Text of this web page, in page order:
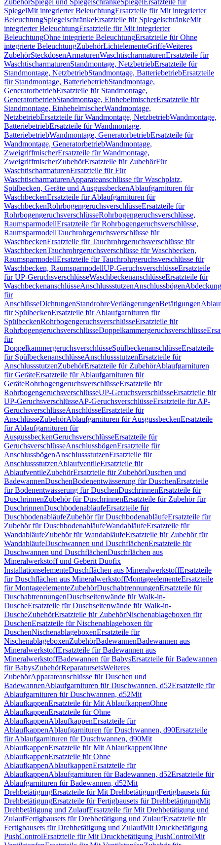
ZubehörSpiegel und SpiegelschränkeSpiegel Ersatzteile für
SpiegelMit integrierter BeleuchtungErsatzteile für Mit integrierter
BeleuchtungSpiegelschränkeErsatzteile für SpiegelschränkeMit
integrierter BeleuchtungErsatzteile für Mit integrierter
BeleuchtungOhne integrierte BeleuchtungErsatzteile für Ohne
integrierte BeleuchtungZubehörLichtelementeGriffeWeiteres
ZubehörSteckdosenArmaturenWaschtischarmaturenErsatzteile für
WaschtischarmaturenStandmontage, NetzbetriebErsatzteile für
Standmontage, NetzbetriebStandmontage, BatteriebetriebErsatzteile
für Standmontage, BatteriebetriebStandmontage,
GeneratorbetriebErsatzteile für Standmontage,
GeneratorbetriebStandmontage, EinhebelmischerErsatzteile für
Standmontage, EinhebelmischerWandmontage,
NetzbetriebErsatzteile für Wandmontage, NetzbetriebWandmontage,
BatteriebetriebErsatzteile für Wandmontage,
BatteriebetriebWandmontage, GeneratorbetriebErsatzteile für
Wandmontage, GeneratorbetriebWandmontage,
ZweigriffmischerErsatzteile für Wandmontage,
ZweigriffmischerZubehörErsatzteile für ZubehörFür
WaschtischarmaturenErsatzteile für Für
WaschtischarmaturenApparateanschlüsse für Waschplatz,
Spülbecken, Geräte und AusgussbeckenAblaufgarnituren für
WaschbeckenErsatzteile für Ablaufgarnituren für
WaschbeckenRohrbogengeruchsverschlüsseErsatzteile für
RohrbogengeruchsverschlüsseRohrbogengeruchsverschlüsse,
RaumsparmodellErsatzteile für Rohrbogengeruchsverschlüsse,
RaumsparmodellTauchrohrgeruchsverschlüsse für
WaschbeckenErsatzteile für Tauchrohrgeruchsverschlüsse für
WaschbeckenTauchrohrgeruchsverschlüsse für Waschbecken,
RaumsparmodellErsatzteile für Tauchrohrgeruchsverschlüsse für
Waschbecken, RaumsparmodellUP-GeruchsverschlüsseErsatzteile
für UP-GeruchsverschlüsseWaschbeckenanschlüsseErsatzteile für
WaschbeckenanschlüsseAnschlussstutzenAnschlussbögen
für
AnschlüsseDichtungenStandrohreVerlängerungenBetätigungen
für SpülbeckenErsatzteile für Ablaufgarnituren für
SpülbeckenRohrbogengeruchsverschlüsseErsatzteile für
RohrbogengeruchsverschlüsseDoppelkammergeruchsverschlüsse
für
DoppelkammergeruchsverschlüsseSpülbeckenanschlüsseErsatzteile
für SpülbeckenanschlüsseAnschlussstutzenErsatzteile für
AnschlussstutzenZubehörErsatzteile für ZubehörAblaufgarnituren
für GeräteErsatzteile für Ablaufgarnituren für
GeräteRohrbogengeruchsverschlüsseErsatzteile für
RohrbogengeruchsverschlüsseUP-GeruchsverschlüsseErsatzteile für
UP-GeruchsverschlüsseAP-GeruchsverschlüsseErsatzteile für AP-
GeruchsverschlüsseAnschlüsseErsatzteile für
AnschlüsseZubehörAblaufgarnituren für AusgussbeckenErsatzteile
für Ablaufgarnituren für
AusgussbeckenGeruchsverschlüsseErsatzteile für
GeruchsverschlüsseAnschlussbögenErsatzteile für
AnschlussbögenAnschlussstutzenErsatzteile für
AnschlussstutzenAblaufventileErsatzteile für
AblaufventileZubehörErsatzteile für ZubehörDuschen und
BadewannenDuschenBodenentwässerung für DuschenErsatzteile
für Bodenentwässerung für DuschenDuschrinnenErsatzteile für
DuschrinnenZubehör für DuschrinnenErsatzteile für Zubehör für
DuschrinnenDuschbodenabläufeErsatzteile für
DuschbodenabläufeZubehör für DuschbodenabläufeErsatzteile für
Zubehör für DuschbodenabläufeWandabläufeErsatzteile für
WandabläufeZubehör für WandabläufeErsatzteile für Zubehör für
WandabläufeDuschwannen und DuschflächenErsatzteile für
Duschwannen und DuschflächenDuschflächen aus
Mineralwerkstoff und Geberit Duofix
InstallationselementeDuschflächen aus MineralwerkstoffErsatzteile
für Duschflächen aus MineralwerkstoffMontageelementeErsatzteile
für MontageelementeZubehörDuschabtrennungenErsatzteile für
DuschabtrennungenDuschseitenwände für Walk-in-
DuscheErsatzteile für Duschseitenwände für Walk-in-
DuscheZubehörErsatzteile für ZubehörNischenablageboxen für
DuschenErsatzteile für Nischenablageboxen für
DuschenNischenablageboxenErsatzteile für
NischenablageboxenZubehörBadewannenBadewannen aus
MineralwerkstoffErsatzteile für Badewannen aus
MineralwerkstoffBadewannen für BabysErsatzteile für Badewannen
für BabysZubehörReparatursetsWeiteres
ZubehörApparateanschlüsse für Duschen und
BadewannenAblaufgarnituren für Duschwannen, d52Ersatzteile für
Ablaufgarnituren für Duschwannen, d52Mit
AblaufkappenErsatzteile für Mit AblaufkappenOhne
AblaufkappenErsatzteile für Ohne
AblaufkappenAblaufkappenErsatzteile für
AblaufkappenAblaufgarnituren für Duschwannen, d90Ersatzteile
für Ablaufgarnituren für Duschwannen, d90Mit
AblaufkappenErsatzteile für Mit AblaufkappenOhne
AblaufkappenErsatzteile für Ohne
AblaufkappenAblaufkappenErsatzteile für
AblaufkappenAblaufgarnituren für Badewannen, d52Ersatzteile für
Ablaufgarnituren für Badewannen, d52Mit
DrehbetätigungErsatzteile für Mit DrehbetätigungFertigbausets für
DrehbetätigungErsatzteile für Fertigbausets für DrehbetätigungMit
Drehbetätigung und ZulaufErsatzteile für Mit Drehbetätigung und
ZulaufFertigbausets für Drehbetätigung und ZulaufErsatzteile für
Fertigbausets für Drehbetätigung und ZulaufMit Druckbetätigung
PushControlErsatzteile für Mit Druckbetätigung PushControlMit